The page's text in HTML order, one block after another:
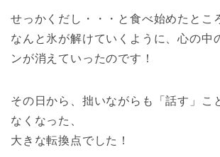
せっかくだし・・・と食べ始めたとこ
なんと氷が解けていくように、心の中
ンが消えていったのです！
その日から、拙いながらも「話す」こ
なくなった、
大きな転換点でした！